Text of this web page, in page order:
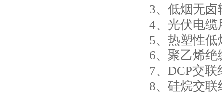
3、低烟无
4、光伏电缆
5、热塑性
6、聚乙烯绝
7、DCP交
8、硅烷交